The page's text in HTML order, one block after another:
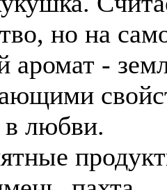
но на
аромат -
в любви.